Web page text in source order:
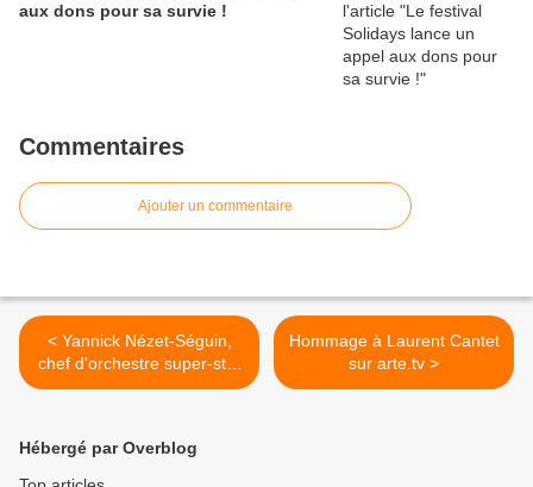
aux dons pour sa survie !
Commentaires
Ajouter un commentaire
< Yannick Nézet-Séguin,
chef d'orchestre super-star
à New-York, Philhadelphie
Hommage à Laurent Cantet
sur arte.tv >
Hébergé par Overblog